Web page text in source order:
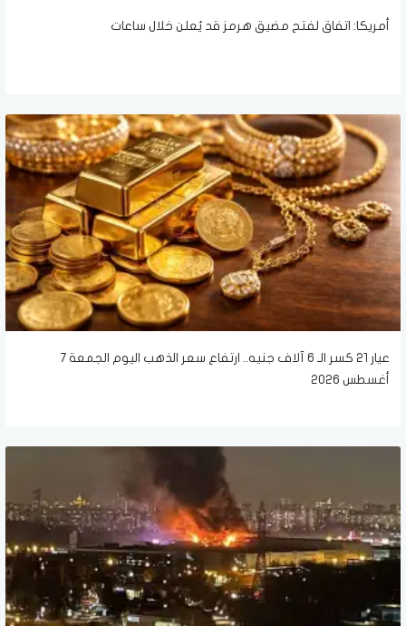
أمريكا: اتفاق لفتح مضيق هرمز قد يُعلن خلال ساعات
عيار 21 كسر الـ 6 آلاف جنيه.. ارتفاع سعر الذهب اليوم الجمعة 7
أغسطس 2026